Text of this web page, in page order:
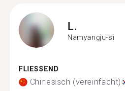
L.
Namyangju-si
FLIESSEND
Chinesisch (vereinfacht)